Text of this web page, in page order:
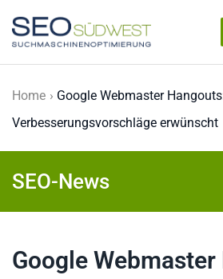
Skip to main content
Home
Google Webmaster
Verbesserungsvorschläge erwünscht
SEO-News
Google